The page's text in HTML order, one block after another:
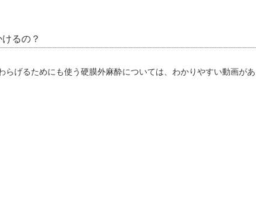
るの？
らげるためにも使う硬膜外麻酔については、わかりやすい動画があ